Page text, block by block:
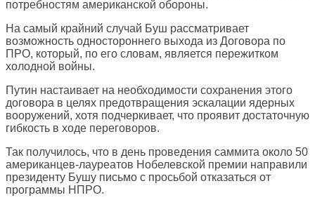
потребностям американской обороны.
На самый крайний случай Буш рассматривает
возможность одностороннего выхода из Договора по
ПРО, который, по его словам, является пережитком
холодной войны.
Путин настаивает на необходимости сохранения этого
договора в целях предотвращения эскалации ядерных
вооружений, хотя подчеркивает, что проявит достаточную
гибкость в ходе переговоров.
Так получилось, что в день проведения саммита около 50
американцев-лауреатов Нобелевской премии направили
президенту Бушу письмо с просьбой отказаться от
программы НПРО.